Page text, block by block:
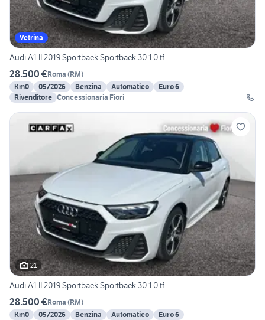
Vetrina
Audi A1 II 2019 Sportback Sportback 30 1.0 tf...
28.500 €Roma (RM)
Km0
05/2026 Benzina Automatico
Euro 6
Rivenditore Concessionaria Fiori
21
Audi A1 II 2019 Sportback Sportback 30 1.0 tf...
28.500 €Roma (RM)
Km0
05/2026 Benzina Automatico
Euro 6